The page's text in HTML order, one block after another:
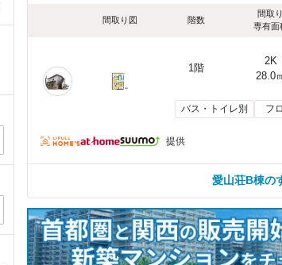
間取り図 階数
間取り
専有面
1階
2K
28.0
バス・トイレ別 フ
提供
愛山荘B棟の